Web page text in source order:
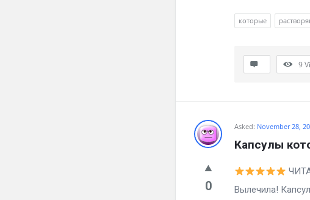
которые
9
Asked: November 28,
Капсулы
0
Вылечила!